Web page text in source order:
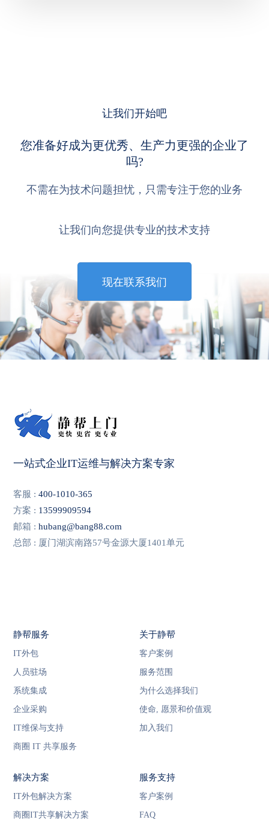
让我们开始吧
您准备好成为更优秀、生产力更强的企业了
吗?
不需在为技术问题担忧，只需专注于您的业务
让我们向您提供专业的技术支持
现在联系我们
一站式企业IT运维与解决方案专家
客服 :400-1010-365
方案 : 13599909594
邮箱 :hubang@bang88.com
总部 : 厦门湖滨南路57号金源大厦1401单元
静帮服务
IT外包
人员驻场
系统集成
企业采购
IT维保与支持
商圈 IT 共享服务
关于静帮
客户案例
服务范围
为什么选择我们
使命, 愿景和价值观
加入我们
解决方案
IT外包解决方案
商圈IT共享解决方案
服务支持
客户案例
FAQ